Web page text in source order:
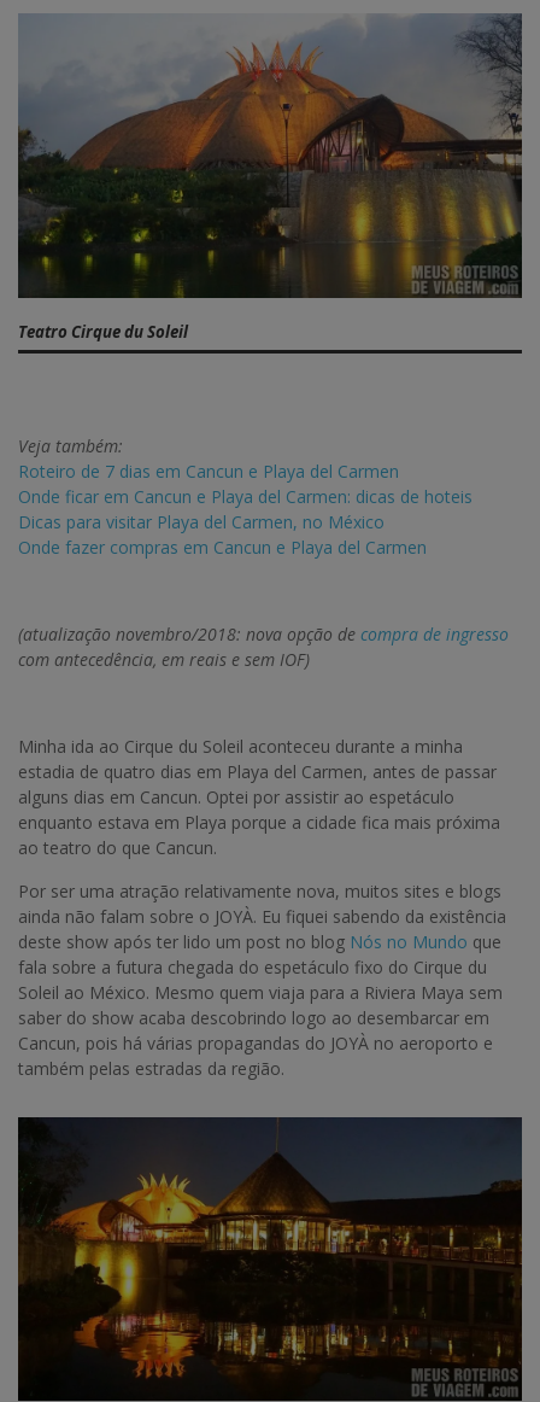
Teatro Cirque du Soleil
Veja também:
Roteiro de 7 dias em Cancun e Playa del Carmen
Onde ficar em Cancun e Playa del Carmen: dicas de hoteis
Dicas para visitar Playa del Carmen, no México
Onde fazer compras em Cancun e Playa del Carmen
(atualização novembro/2018: nova opção de compra de ingresso
com antecedência, em reais e sem IOF)
Minha ida ao Cirque du Soleil aconteceu durante a minha
estadia de quatro dias em Playa del Carmen, antes de passar
alguns dias em Cancun. Optei por assistir ao espetáculo
enquanto estava em Playa porque a cidade fica mais próxima
ao teatro do que Cancun.
Por ser uma atração relativamente nova, muitos sites e blogs
ainda não falam sobre o JOYÀ. Eu fiquei sabendo da existência
deste show após ter lido um post no blog Nós no Mundo que
fala sobre a futura chegada do espetáculo fixo do Cirque du
Soleil ao México. Mesmo quem viaja para a Riviera Maya sem
saber do show acaba descobrindo logo ao desembarcar em
Cancun, pois há várias propagandas do JOYÀ no aeroporto e
também pelas estradas da região.